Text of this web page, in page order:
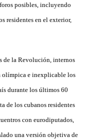
posibles, incluyendo
residentes en el exterior,
de la Revolución, internos
olímpica e inexplicable los
durante los últimos 60
de los cubanos residentes
con eurodiputados,
una versión objetiva de